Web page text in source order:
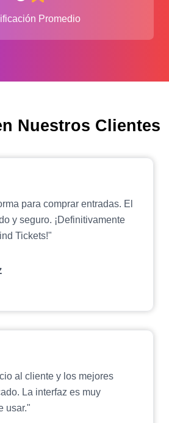
Promedio
Nuestros Clientes
para comprar entradas. El
y seguro. ¡Definitivamente
Tickets!"
al cliente y los mejores
La interfaz es muy
usar."